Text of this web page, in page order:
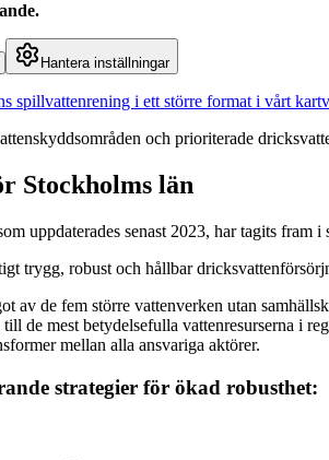
.
Hantera inställningar
spillvattenrening i ett större format i vårt
och prioriterade
Stockholms län
uppdaterades senast 2023, har tagits
trygg, robust och hållbar
av de fem större vattenverken utan
de mest betydelsefulla vattenresurserna i
mellan alla ansvariga aktörer.
strategier för ökad robusthet: